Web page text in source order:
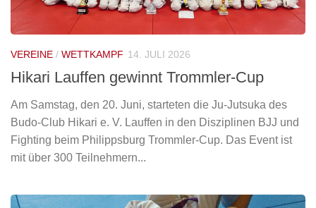
VEREINE / WETTKAMPF 14. JULI 2026
Hikari Lauffen gewinnt Trommler-Cup
Am Samstag, den 20. Juni, starteten die Ju-Jutsuka des
Budo-Club Hikari e. V. Lauffen in den Disziplinen BJJ und
Fighting beim Philippsburg Trommler-Cup. Das Event ist
mit über 300 Teilnehmern...